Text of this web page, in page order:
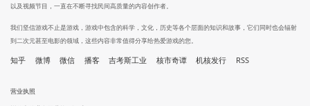
以及视频节目，一直在不断寻找民间高质量的内容创作者。
我们坚信游戏不止是游戏，游戏中包含的科学，文化，历史等各个层面的知识和故事，它们同时也会辐射
到二次元甚至电影的领域，这些内容非常值得分享给热爱游戏的您。
知乎 微博 微信 播客 吉考斯工业 核市奇谭 机核发行 RSS
营业执照